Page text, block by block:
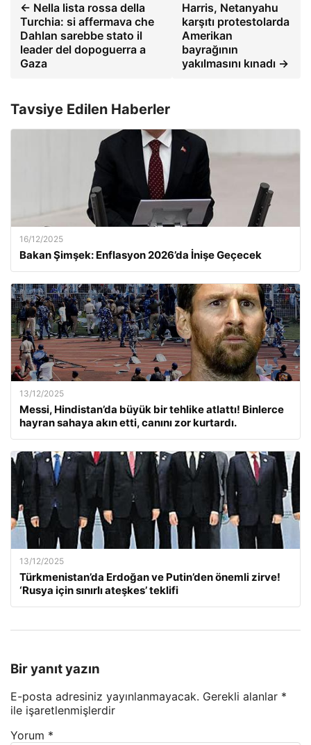
← Nella lista rossa della
Turchia: si affermava che
Dahlan sarebbe stato il
leader del dopoguerra a
Gaza
Harris, Netanyahu
karşıtı protestolarda
Amerikan
bayrağının
yakılmasını kınadı →
Tavsiye Edilen Haberler
16/12/2025
Bakan Şimşek: Enflasyon 2026’da İnişe Geçecek
13/12/2025
Messi, Hindistan’da büyük bir tehlike atlattı! Binlerce
hayran sahaya akın etti, canını zor kurtardı.
13/12/2025
Türkmenistan’da Erdoğan ve Putin’den önemli zirve!
‘Rusya için sınırlı ateşkes’ teklifi
Bir yanıt yazın
E-posta adresiniz yayınlanmayacak. Gerekli alanlar *
ile işaretlenmişlerdir
Yorum *